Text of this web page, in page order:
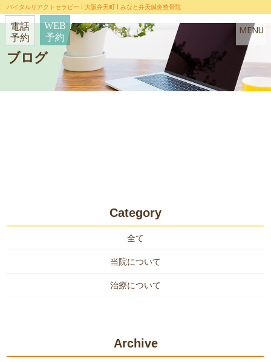
バイタルリアクトセラピー l 大阪弁天町 l みなと弁天鍼灸整骨院
ブログ
Category
全て
当院について
治療について
Archive
MENU
HOME
当院について
バイタルリアクトセラピー 鍼灸について
電話
予約
WEB
予約